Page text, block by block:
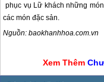
phục vụ Lữ khách những
các món đặc sản.
Nguồn: baokhanhhoa.com.vn
Xem Thêm